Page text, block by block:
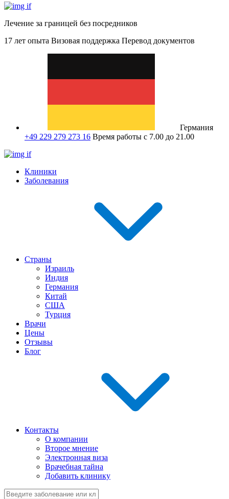
Лечение за границей без посредников
17 лет опыта Визовая поддержка Перевод документов
Германия
+49 229 279 273 16 Время работы с 7.00 до 21.00
Клиники
Заболевания
Страны
Израиль
Индия
Германия
Китай
США
Турция
Врачи
Цены
Отзывы
Блог
Контакты
О компании
Второе мнение
Электронная виза
Врачебная тайна
Добавить клинику